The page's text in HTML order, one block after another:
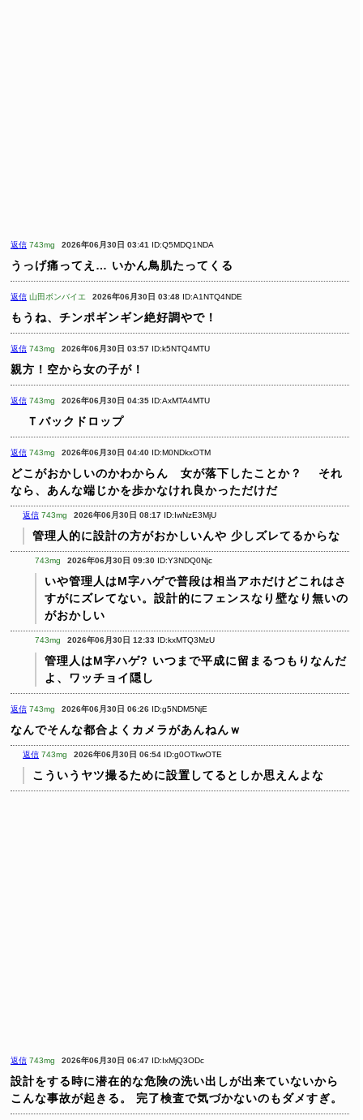
返信 743mg 2026年06月30日 03:41 ID:Q5MDQ1NDA
うっげ痛ってえ… いかん鳥肌たってくる
返信 山田ボンバイエ 2026年06月30日 03:48 ID:A1NTQ4NDE
もうね、チンポギンギン絶好調やで！
返信 743mg 2026年06月30日 03:57 ID:k5NTQ4MTU
親方！空から女の子が！
返信 743mg 2026年06月30日 04:35 ID:AxMTA4MTU
Ｔバックドロップ
返信 743mg 2026年06月30日 04:40 ID:M0NDkxOTM
どこがおかしいのかわからん 女が落下したことか？
それ
なら、あんな端じかを歩かなけれ良かっただけだ
返信 743mg 2026年06月30日 08:17 ID:IwNzE3MjU
管理人的に設計の方がおかしいんや 少しズレてるからな
743mg 2026年06月30日 09:30 ID:Y3NDQ0Njc
いや管理人はM字ハゲで普段は相当アホだけどこれはさ
すがにズレてない。設計的にフェンスなり壁なり無いの
がおかしい
743mg 2026年06月30日 12:33 ID:kxMTQ3MzU
管理人はM字ハゲ? いつまで平成に留まるつもりなんだ
よ、ワッチョイ隠し
返信 743mg 2026年06月30日 06:26 ID:g5NDM5NjE
なんでそんな都合よくカメラがあんねんｗ
返信 743mg 2026年06月30日 06:54 ID:g0OTkwOTE
こういうヤツ撮るために設置してるとしか思えんよな
返信 743mg 2026年06月30日 06:47 ID:IxMjQ3ODc
設計をする時に潜在的な危険の洗い出しが出来ていないから
こんな事故が起きる。
完了検査で気づかないのもダメすぎ。